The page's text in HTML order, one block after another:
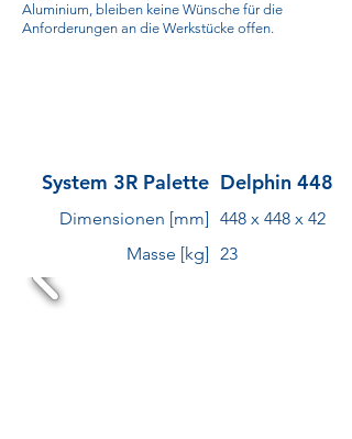
Aluminium, bleiben keine Wünsche für die
Anforderungen an die Werkstücke offen.
System 3R Palette Delphin 448
Dimensionen [mm] 448 x 448 x 42
Masse [kg] 23